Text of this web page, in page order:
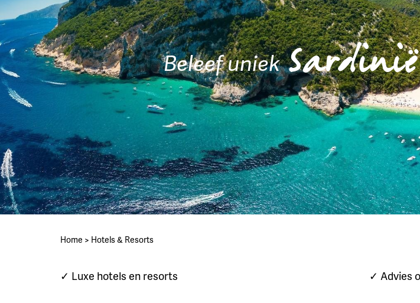
Beleef uniek
Home > Hotels & Resorts
✓ Luxe hotels en resorts ✓ Advies